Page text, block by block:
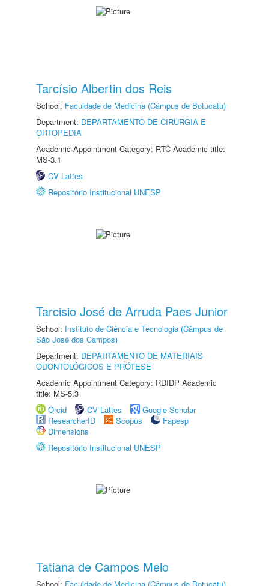
Tarcísio Albertin dos Reis
School: Faculdade de Medicina (Câmpus de Botucatu)
Department: DEPARTAMENTO DE CIRURGIA E
ORTOPEDIA
Academic Appointment Category: RTC Academic title:
MS-3.1
CV Lattes
Repositório Institucional UNESP
Tarcisio José de Arruda Paes Junior
School: Instituto de Ciência e Tecnologia (Câmpus de
São José dos Campos)
Department: DEPARTAMENTO DE MATERIAIS
ODONTOLÓGICOS E PRÓTESE
Academic Appointment Category: RDIDP Academic
title: MS-5.3
Orcid
CV Lattes
Google Scholar
ResearcherID
Scopus
Fapesp
Dimensions
Repositório Institucional UNESP
Tatiana de Campos Melo